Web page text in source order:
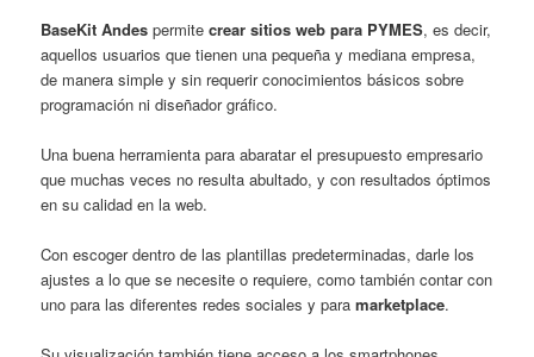
BaseKit Andes permitecrear sitios web para PYMES, es decir,
aquellos usuarios que tienen una pequeña y mediana empresa,
de manera simple y sin requerir conocimientos básicos sobre
programación ni diseñador gráfico.
Una buena herramienta para abaratar el presupuesto empresario
que muchas veces no resulta abultado, y con resultados óptimos
en su calidad en la web.
Con escoger dentro de las plantillas predeterminadas, darle los
ajustes a lo que se necesite o requiere, como también contar con
uno para las diferentes redes sociales y paramarketplace.